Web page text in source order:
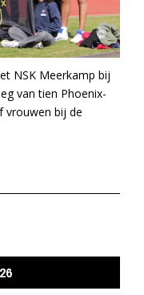
NSK Meerkamp bij
van tien Phoenix-
vrouwen bij de